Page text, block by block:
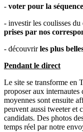
- voter pour la
- investir les coulisses du
prises par nos
- découvrirles plus
Pendant le direct
Le site se transforme en
proposer aux internautes
moyennes sont ensuite
peuvent aussi tweeter et
candidats. Des photos
temps réel par notre